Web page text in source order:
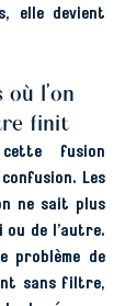
elle devient
l’on
finit
fusion
Les
ne sait plus
de l’autre.
problème de
sans filtre,